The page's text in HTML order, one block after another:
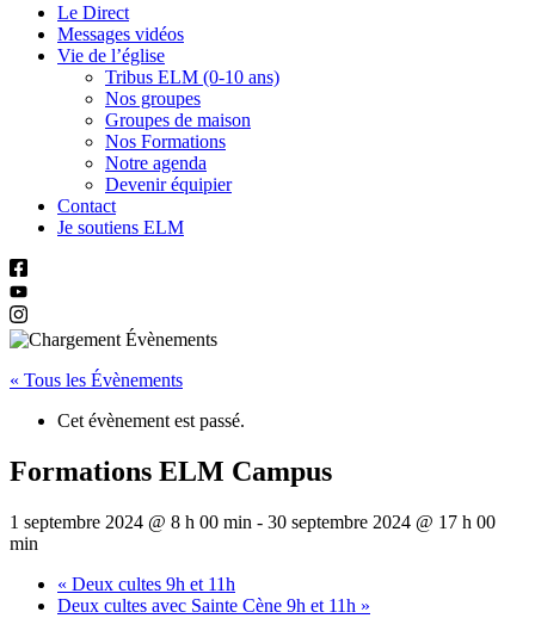
Le Direct
Messages vidéos
Vie de l’église
Tribus ELM (0-10 ans)
Nos groupes
Groupes de maison
Nos Formations
Notre agenda
Devenir équipier
Contact
Je soutiens ELM
« Tous les Évènements
Cet évènement est passé.
Formations ELM Campus
1 septembre 2024 @ 8 h 00 min - 30 septembre 2024 @ 17 h 00
min
« Deux cultes 9h et 11h
Deux cultes avec Sainte Cène 9h et 11h »